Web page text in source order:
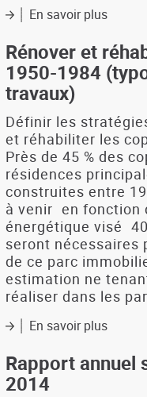
En savoir plussur
de
de
pays
de
Brest
Rénover et
1950-1984
travaux)
Définir les
et réhabiliter les
Près de 45 % des
résidences
construites entre
à venir  en
énergétique visé 
seront nécessaires
de ce parc
estimation ne
réaliser dans les
En savoir plussur
et
Rapport annuel
2014